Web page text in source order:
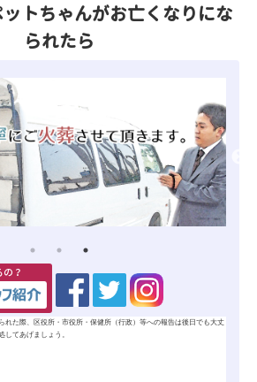
トちゃんがお亡くなりにな
られたら
？
れた際、区役所・市役所・保健所（行政）等への報告は後日でも大丈
してあげましょう。